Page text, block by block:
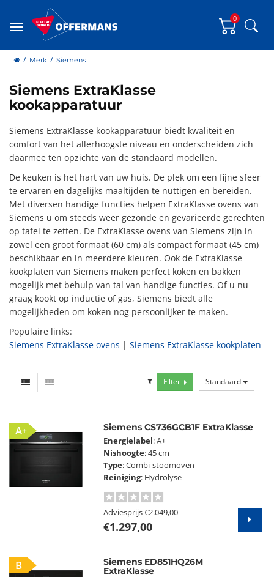
Menu
0
homeMerk Siemens
Siemens ExtraKlasse
kookapparatuur
Siemens ExtraKlasse kookapparatuur biedt kwaliteit en
comfort van het allerhoogste niveau en onderscheiden zich
daarmee ten opzichte van de standaard modellen.
De keuken is het hart van uw huis. De plek om een fijne sfeer
te ervaren en dagelijks maaltijden te nuttigen en bereiden.
Met diversen handige functies helpen ExtraKlasse ovens van
Siemens u om steeds weer gezonde en gevarieerde gerechten
op tafel te zetten. De ExtraKlasse ovens van Siemens zijn in
zowel een groot formaat (60 cm) als compact formaat (45 cm)
beschikbaar en in meerdere kleuren. Ook de ExtraKlasse
kookplaten van Siemens maken perfect koken en bakken
mogelijk met behulp van tal van handige functies. Of u nu
graag kookt op inductie of gas, Siemens biedt alle
mogelijkheden om koken nog persoonlijker te maken.
Populaire links:
Siemens ExtraKlasse ovens | Siemens ExtraKlasse kookplaten
Filter Standaard
A+ Siemens CS736GCB1F ExtraKlasse
Energielabel: A+
Nishoogte: 45 cm
Type: Combi-stoomoven
Reiniging: Hydrolyse
Adviesprijs€2.049,00
€1.297,00
B
Siemens ED851HQ26M
ExtraKlasse